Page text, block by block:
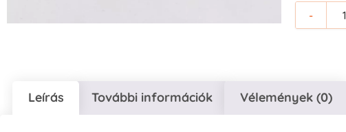
-
Leírás További információk Vélemények (0)